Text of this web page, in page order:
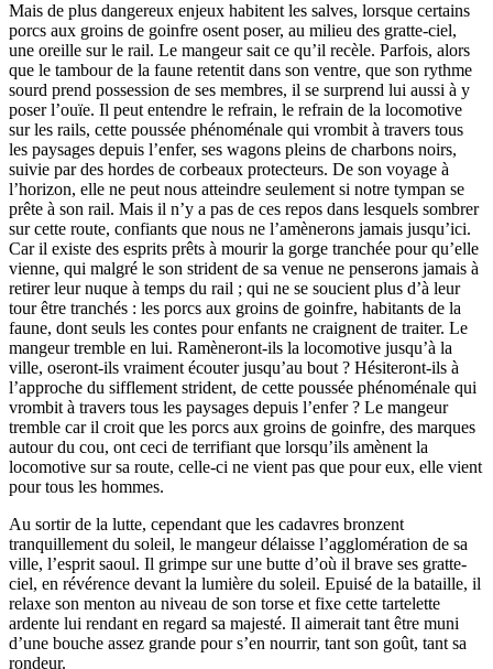
Mais de plus dangereux enjeux habitent les salves, lorsque certains
porcs aux groins de goinfre osent poser, au milieu des gratte-ciel,
une oreille sur le rail. Le mangeur sait ce qu’il recèle. Parfois, alors
que le tambour de la faune retentit dans son ventre, que son rythme
sourd prend possession de ses membres, il se surprend lui aussi à y
poser l’ouïe. Il peut entendre le refrain, le refrain de la locomotive
sur les rails, cette poussée phénoménale qui vrombit à travers tous
les paysages depuis l’enfer, ses wagons pleins de charbons noirs,
suivie par des hordes de corbeaux protecteurs. De son voyage à
l’horizon, elle ne peut nous atteindre seulement si notre tympan se
prête à son rail. Mais il n’y a pas de ces repos dans lesquels sombrer
sur cette route, confiants que nous ne l’amènerons jamais jusqu’ici.
Car il existe des esprits prêts à mourir la gorge tranchée pour qu’elle
vienne, qui malgré le son strident de sa venue ne penserons jamais à
retirer leur nuque à temps du rail ; qui ne se soucient plus d’à leur
tour être tranchés : les porcs aux groins de goinfre, habitants de la
faune, dont seuls les contes pour enfants ne craignent de traiter. Le
mangeur tremble en lui. Ramèneront-ils la locomotive jusqu’à la
ville, oseront-ils vraiment écouter jusqu’au bout ? Hésiteront-ils à
l’approche du sifflement strident, de cette poussée phénoménale qui
vrombit à travers tous les paysages depuis l’enfer ? Le mangeur
tremble car il croit que les porcs aux groins de goinfre, des marques
autour du cou, ont ceci de terrifiant que lorsqu’ils amènent la
locomotive sur sa route, celle-ci ne vient pas que pour eux, elle vient
pour tous les hommes.
Au sortir de la lutte, cependant que les cadavres bronzent
tranquillement du soleil, le mangeur délaisse l’agglomération de sa
ville, l’esprit saoul. Il grimpe sur une butte d’où il brave ses gratte-
ciel, en révérence devant la lumière du soleil. Epuisé de la bataille, il
relaxe son menton au niveau de son torse et fixe cette tartelette
ardente lui rendant en regard sa majesté. Il aimerait tant être muni
d’une bouche assez grande pour s’en nourrir, tant son goût, tant sa
rondeur.